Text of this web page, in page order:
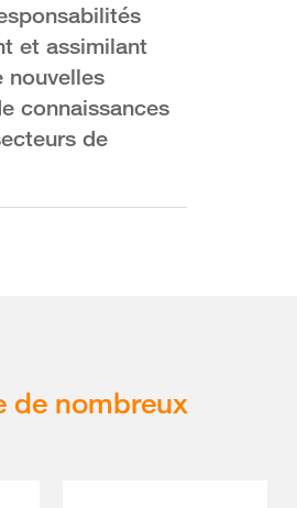
et assimilant
nouvelles
connaissances
de
de nombreux